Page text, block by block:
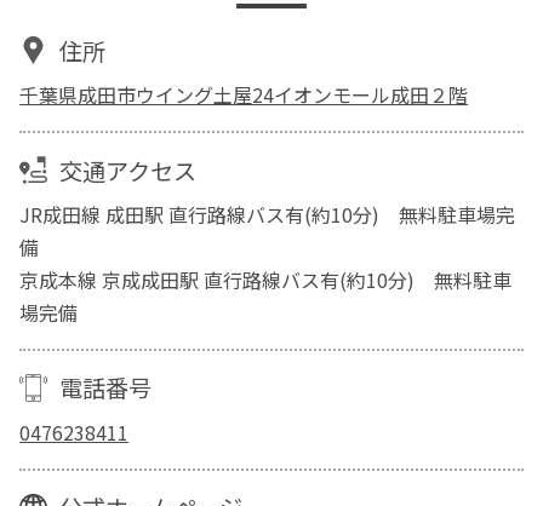
住所
千葉県成田市ウイング土屋24イオンモール成田２階
交通アクセス
JR成田線 成田駅 直行路線バス有(約10分) 無料駐車場完
備
京成本線 京成成田駅 直行路線バス有(約10分) 無料駐車
場完備
電話番号
0476238411